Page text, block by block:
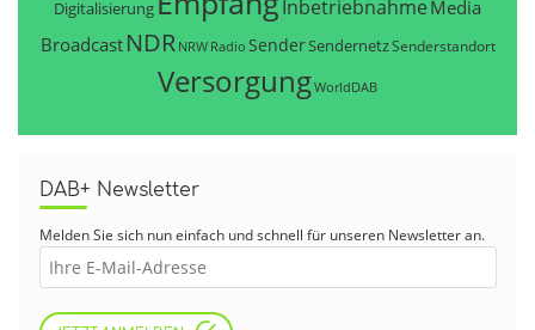
Digitalisierung Inbetriebnahme Media
Broadcast NDR NRW Radio SenderSendernetzSenderstandort
VersorgungWorldDAB
DAB+ Newsletter
Melden Sie sich nun einfach und schnell für unseren Newsletter an.